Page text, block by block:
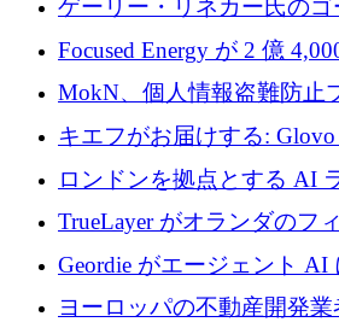
ゲーリー・リネカー氏のゴ
事業を開始
Focused Energy が 2 億
TrueLayer が In3 を買収、
を奪還
MokN、個人情報盗難防止
の成長のためにシリーズ A
調達
キエフがお届けする:
イナで最も急速に成長する
ように拡大したか
ロンドンを拠点とする AI
5,000 万ドルの資金調達で
TrueLayer がオランダのフ
収、チェックアウト時に
Geordie がエージェント AI
ガバナンスをもたらすため
ヨーロッパの不動産開発